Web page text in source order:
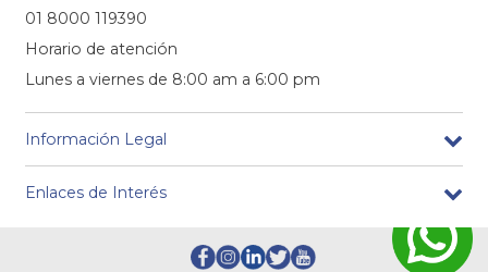
01 8000 119390
Horario de atención
Lunes a viernes de 8:00 am a 6:00 pm
Información Legal
Enlaces de Interés